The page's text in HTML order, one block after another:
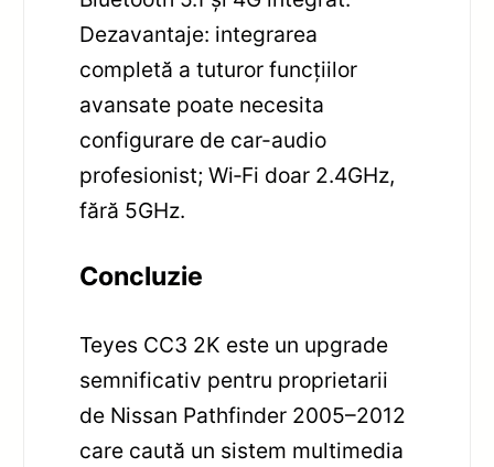
Dezavantaje: integrarea
completă a tuturor funcțiilor
avansate poate necesita
configurare de car-audio
profesionist; Wi‑Fi doar 2.4GHz,
fără 5GHz.
Concluzie
Teyes CC3 2K este un upgrade
semnificativ pentru proprietarii
de Nissan Pathfinder 2005–2012
care caută un sistem multimedia